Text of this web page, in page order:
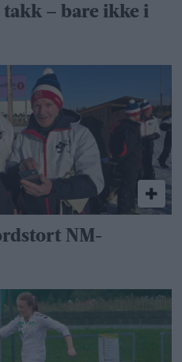
– bare ikke i
NM-